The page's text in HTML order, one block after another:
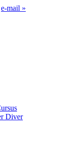
e-mail »
Diver